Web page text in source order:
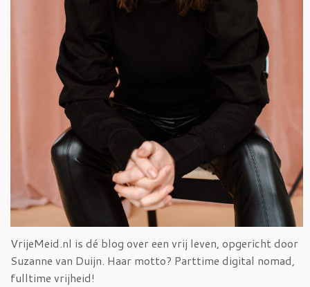
VrijeMeid.nl is dé blog over een vrij leven, opgericht door
Suzanne van Duijn. Haar motto? Parttime digital nomad,
fulltime vrijheid!